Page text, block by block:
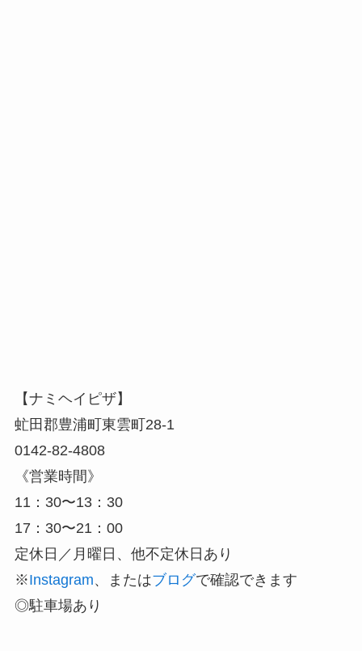
【ナミヘイピザ】
虻田郡豊浦町東雲町28-1
0142-82-4808
《営業時間》
11：30〜13：30
17：30〜21：00
定休日／月曜日、他不定休日あり
※Instagram、またはブログで確認できます
◎駐車場あり